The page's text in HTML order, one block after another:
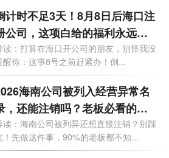
计时不足3天！8月8日后海口注
公司，这项白给的福利永远没
读：打算在海口开公司的朋友，别怪我没
醒你：这事8号之前赶紧办！倒...
海南公司被列入经营异常名
，还能注销吗？老板必看的自
指南！
读：海南公司被列异还想直接注销？别踩
！先做这件事，90%的老板都不知...